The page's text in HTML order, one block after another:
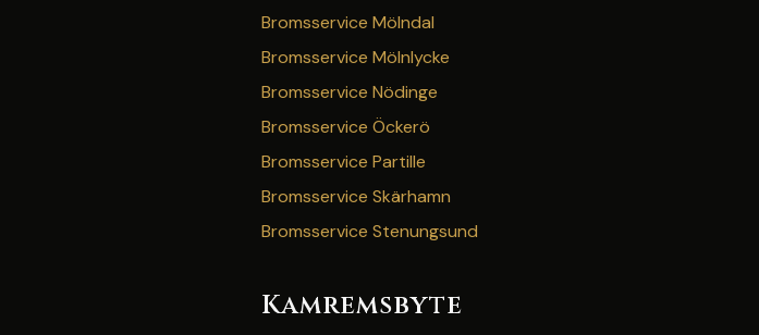
Bromsservice Mölndal
Bromsservice Mölnlycke
Bromsservice Nödinge
Bromsservice Öckerö
Bromsservice Partille
Bromsservice Skärhamn
Bromsservice Stenungsund
Kamremsbyte